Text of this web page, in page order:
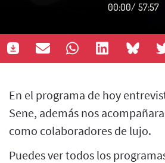
00:00/ 57:57
En el programa de hoy
Sene, además nos
como colaboradores de lujo.
Puedes ver todos los